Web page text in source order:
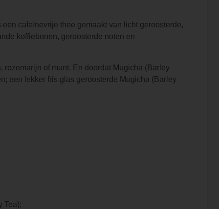
cafeïnevrije thee gemaakt van licht geroosterde,
koffiebonen, geroosterde noten en
of munt. En doordat Mugicha (Barley
een lekker fris glas geroosterde Mugicha (Barley
Tea);